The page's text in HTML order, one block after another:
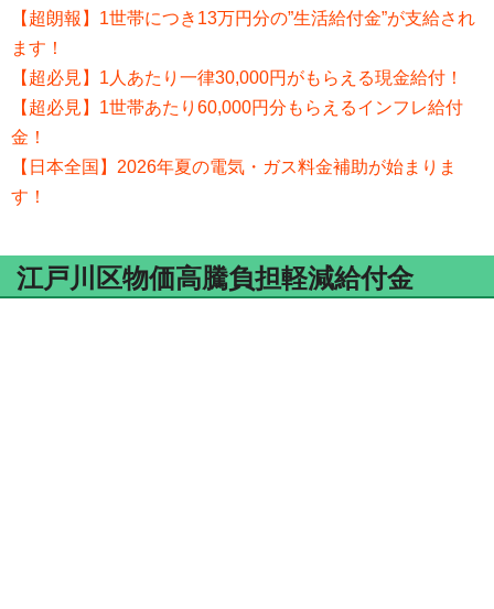
【超朗報】1世帯につき13万円分の”生活給付金”が支給され
ます！
【超必見】1人あたり一律30,000円がもらえる現金給付！
【超必見】1世帯あたり60,000円分もらえるインフレ給付
金！
【日本全国】2026年夏の電気・ガス料金補助が始まりま
す！
江戸川区物価高騰負担軽減給付金